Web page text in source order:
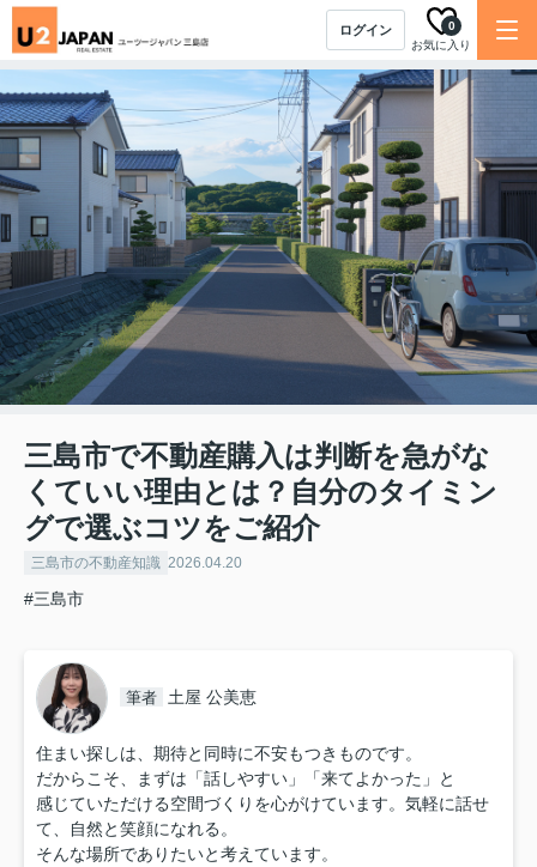
ログイン
お気に入り
0
三島市で不動産購入は判断を急がな
くていい理由とは？自分のタイミン
グで選ぶコツをご紹介
三島市の不動産知識 2026.04.20
#三島市
筆者 土屋 公美恵
住まい探しは、期待と同時に不安もつきものです。
だからこそ、まずは「話しやすい」「来てよかった」と
感じていただける空間づくりを心がけています。気軽に話せ
て、自然と笑顔になれる。
そんな場所でありたいと考えています。